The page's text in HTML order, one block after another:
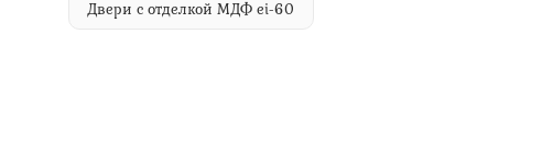
Двери с отделкой МДФ ei-60